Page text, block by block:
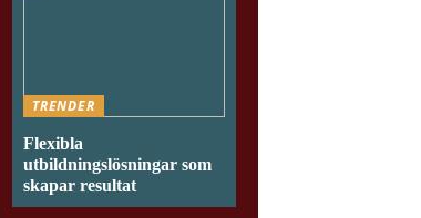
TRENDER
Flexibla
utbildningslösningar som
skapar resultat